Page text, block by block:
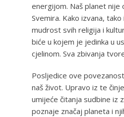
energijom. Naš planet
Svemira. Kako izvana,
mudrost svih religija i
biće u kojem je jedinka u
cjelinom. Sva zbivanja
Posljedice ove
naš život. Upravo iz te
umijeće čitanja sudbine iz
poznaje značaj planeta i